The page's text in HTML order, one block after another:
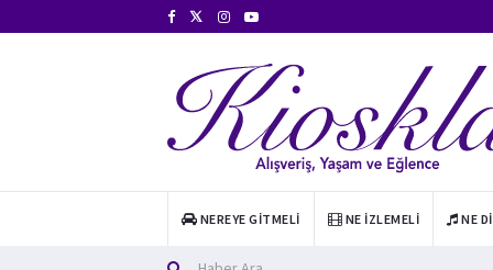
NEREYE GITMELI NE İZLEMELI NE